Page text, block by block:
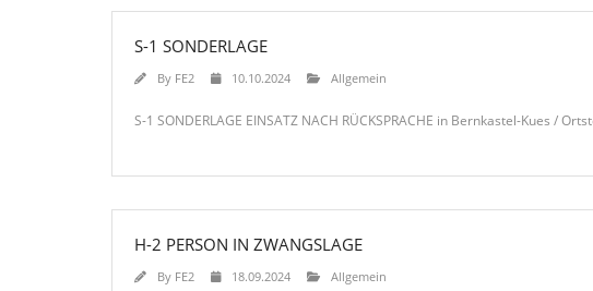
S-1 SONDERLAGE
By FE2 10.10.2024 Allgemein
S-1 SONDERLAGE EINSATZ NACH RÜCKSPRACHE in Bernkastel-Kues /
H-2 PERSON IN ZWANGSLAGE
By FE2 18.09.2024 Allgemein